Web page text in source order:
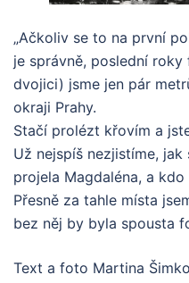
„Ačkoliv se to na první
je správně, poslední
dvojici) jsme jen pár
okraji Prahy.
Stačí prolézt křovím a
Už nejspíš nezjistíme,
projela Magdaléna, a
Přesně za tahle místa
bez něj by byla spousta
Text a foto Martina